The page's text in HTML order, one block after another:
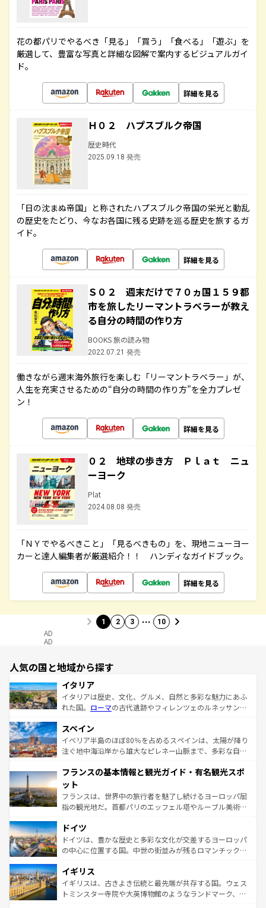
花の都パリでやるべき「見る」「買う」「食べる」「遊ぶ」を
厳選して、豊富な写真と詳細な図解で案内するビジュアルガイ
ド。
詳細を見る
Ｈ０２ ハプスブルク帝国
歴史時代
2025.09.18 発売
「日の沈まぬ帝国」と称されたハプスブルク帝国の栄光と動乱
の歴史をたどり、今なお各国に残る史跡を巡る歴史を旅するガ
イド。
詳細を見る
Ｓ０２ 週末だけで７０ヵ国１５９都
市を旅したリーマントラベラーが教え
る自分の時間の作り方
BOOKS 旅の読み物
2022.07.21 発売
働きながら週末海外旅行を楽しむ「リーマントラベラー」が、
人生を充実させるための“自分の時間の作り方”を全力プレゼ
ン！
詳細を見る
０２ 地球の歩き方 Ｐｌａｔ ニュ
ーヨーク
Plat
2024.08.08 発売
「ＮＹでやるべきこと」「見るべきもの」を、現地ニューヨー
カーと達人編集者が厳選紹介！！ ハンディなガイドブック。
詳細を見る
1 2 3 … 10
AD
AD
人気の国と地域から探す
イタリア
イタリアは歴史、文化、グルメ、自然と多彩な魅力にあふ
れた国。 ローマの古代遺跡やフィレンツェのルネッサンス
ろん、トスカーナの美しい田園風景やアマルフィ海岸の絶
景など、自然景観も見逃せない。観光の合間には、本場の
ピザやパスタなど、絶品のイタリア料理を堪能することも
ませてくれるイタリアで、忘れられない旅をしてみよう！
なお、新着のイタリア情報は
しい。
スペイン
イベリア半島のほぼ80％を占めるスペインは、太陽が降り
注ぐ地中海沿岸から雄大なピレネー山脈まで、多彩な自然
文化が根付くこの国では、情熱的なフラメンコ、熱気あふ
れる闘牛、そして美味しいタパスが生活の一部となってい
る。首都マドリードの洗練された雰囲気や、バルセロナの
アートに溢れた街角から、地方では古代ローマ遺跡や中世
せる。地方によって風土や気候が異なるスペインはその個
性で訪れる人を魅了する。 なお、新着のスペイン情報は コ
ンテンツ一覧を参照してほしい。
フランスの基本情報と観光ガイド・有名観光スポ
ット
フランスは、世界中の旅行者を魅了し続けるヨーロッパ屈
指の観光地だ。首都パリのエッフェル塔やルーブル美術館
で、幅広い魅力が詰まっている。華麗な宮殿、歴史的な大
聖堂、美しいビーチ、そして豊かな自然が、訪れる者を心
から魅了する。また、フランスは美食の国としても知ら
いる。シャンパンの発祥地であるランス、プロヴァンスの
香り高いラベンダー畑など、多彩な楽しみ方が可能だ。さ
らに、パリ以外の地域にも魅力が溢れており、どの街角に
ドイツ
ドイツは、豊かな歴史と多彩な文化が交差するヨーロッパ
の中心に位置する国。中世の街並みが残るロマンチック街
顔を持つこの国は、どこを歩いても飽きることがない。ベ
ルリンの文化的活気、バイエルン州のアルプスの絶景、そ
してライン川沿いのワイン畑といった風景は必見。ビール
イギリス
イギリスは、古きよき伝統と最先端が共存する国。ウェス
トミンスター寺院や大英博物館のようなランドマーク、歴